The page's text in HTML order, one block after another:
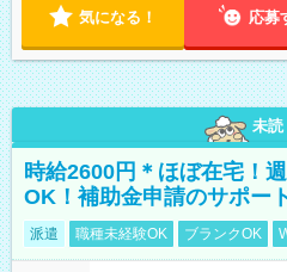
気になる！ 応募
未読
時給2600円＊ほぼ在宅！
OK！補助金申請のサポー
派遣 職種未経験OK ブランクOK